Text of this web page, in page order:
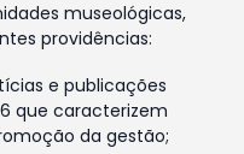
museológicas,
providências:
e publicações
que caracterizem
da gestão;